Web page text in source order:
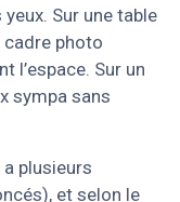
Sur une table
cadre photo
l’espace. Sur un
sympa sans
plusieurs
et selon le